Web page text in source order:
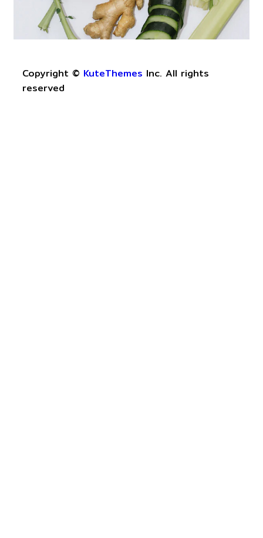
Copyright © KuteThemes Inc. All rights
reserved